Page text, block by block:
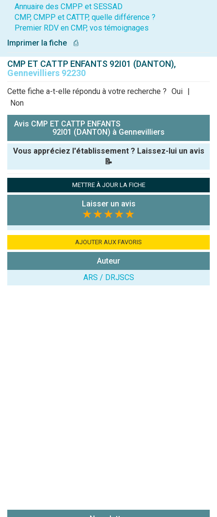
Annuaire des CMPP et SESSAD
CMP, CMPP et CATTP, quelle différence ?
Premier RDV en CMP, vos témoignages
Imprimer la fiche
⎙
CMP ET CATTP ENFANTS 92I01 (DANTON),
Gennevilliers 92230
Cette fiche a-t-elle répondu à votre recherche ? Oui |
Non
Avis CMP ET CATTP ENFANTS
92I01 (DANTON) à Gennevilliers
Vous appréciez l'établissement ? Laissez-lui un avis
📝
Note que vous souhaitez attribuer :
Antispam -
7x4 (en
METTRE À JOUR LA FICHE
Laisser un avis
★★★★★
AJOUTER AUX FAVORIS
Auteur
ARS / DRJSCS